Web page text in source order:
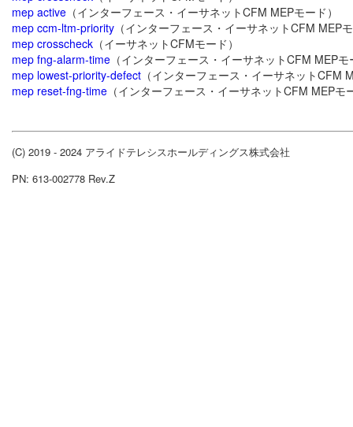
mep active （インターフェース・イーサネットCFM MEPモード）
mep ccm-ltm-priority （インターフェース・イーサネットCFM MEP
mep crosscheck （イーサネットCFMモード）
mep fng-alarm-time （インターフェース・イーサネットCFM MEP
mep lowest-priority-defect （インターフェース・イーサネットCFM
mep reset-fng-time （インターフェース・イーサネットCFM MEPモ
(C) 2019 - 2024 アライドテレシスホールディングス株式会社
PN: 613-002778 Rev.Z